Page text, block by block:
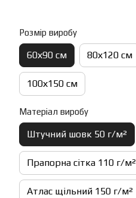
Розмір виробу
60х90 см 80х120 см
100х150 см
Матеріал виробу
Штучний шовк 50 г/м²
Прапорна сітка 110 г/м²
Атлас щільний 150 г/м²